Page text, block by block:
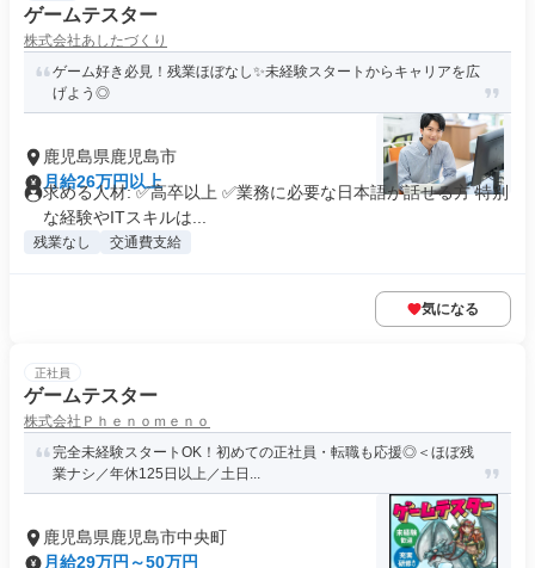
ゲームテスター
株式会社あしたづくり
ゲーム好き必見！残業ほぼなし✨未経験スタートからキャリアを広
げよう◎
鹿児島県鹿児島市
月給26万円以上
求める人材: ✅高卒以上 ✅業務に必要な日本語が話せる方 特別
な経験やITスキルは...
残業なし 交通費支給
気になる
正社員
ゲームテスター
株式会社Ｐｈｅｎｏｍｅｎｏ
完全未経験スタートOK！初めての正社員・転職も応援◎＜ほぼ残
業ナシ／年休125日以上／土日...
鹿児島県鹿児島市中央町
月給29万円～50万円